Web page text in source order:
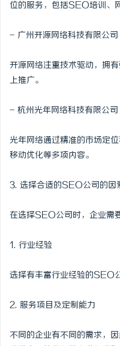
位的服务，包括SEO培训、
- 广州开源网络科技有限公司
开源网络注重技术驱动，拥
上推广。
- 杭州光年网络科技有限公司
光年网络通过精准的市场定
移动优化等多项内容。
3. 选择合适的SEO公司的因
在选择SEO公司时，企业需
1. 行业经验
选择有丰富行业经验的SEO
2. 服务项目及定制能力
不同的企业有不同的需求，